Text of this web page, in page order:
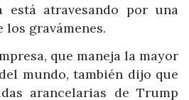
está atravesando por una
los gravámenes.
que maneja la mayor
mundo, también dijo que
arancelarias de Trump